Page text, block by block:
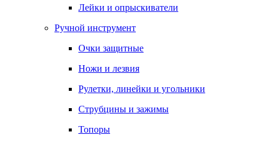
Лейки и опрыскиватели
Ручной инструмент
Очки защитные
Ножи и лезвия
Рулетки, линейки и угольники
Струбцины и зажимы
Топоры